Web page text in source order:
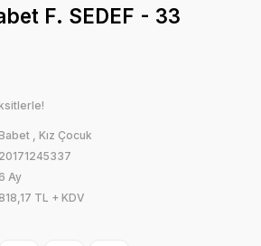
F. SEDEF - 33
, Kız Çocuk
20171245337
6 Ay
818,17 TL + KDV